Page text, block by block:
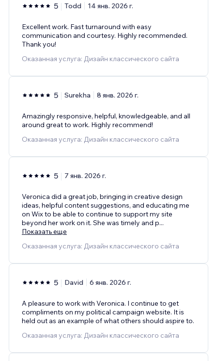
5 Todd 14 янв. 2026 г.
Excellent work. Fast turnaround with easy
communication and courtesy. Highly recommended.
Thank you!
Оказанная услуга: Дизайн классического сайта
5 Surekha 8 янв. 2026 г.
Amazingly responsive, helpful, knowledgeable, and all
around great to work. Highly recommend!
Оказанная услуга: Дизайн классического сайта
5 7 янв. 2026 г.
Veronica did a great job, bringing in creative design
ideas, helpful content suggestions, and educating me
on Wix to be able to continue to support my site
beyond her work on it. She was timely and p...
Показать еще
Оказанная услуга: Дизайн классического сайта
5 David 6 янв. 2026 г.
A pleasure to work with Veronica. I continue to get
compliments on my political campaign website. It is
held out as an example of what others should aspire to.
Оказанная услуга: Дизайн классического сайта